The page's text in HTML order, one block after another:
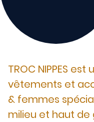
TROC NIPPES
vêtements et
& femmes
milieu et haut de